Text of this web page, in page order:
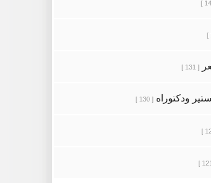
[ 131 ]
ودكتوراه [ 130 ]